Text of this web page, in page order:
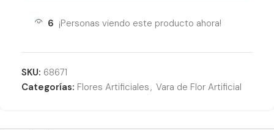
6 ¡Personas viendo este producto ahora!
SKU: 68671
Categorías: Flores Artificiales, Vara de Flor Artificial